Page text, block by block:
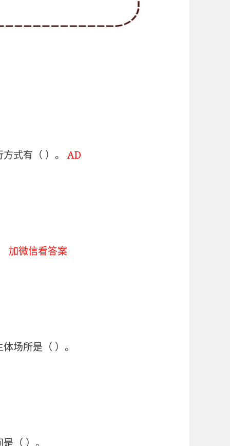
方式有（ ）。AD
加微信看答案
场所是（ ）。
（ ）。